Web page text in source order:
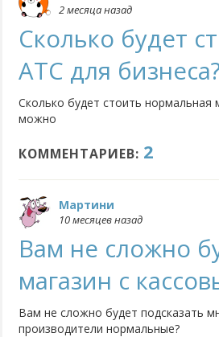
2 месяца назад
Сколько будет
АТС для
Сколько будет стоить нормальная
можно
КОММЕНТАРИЕВ: 2
Мартини
10 месяцев назад
Вам не сложно
магазин с
Вам не сложно будет подсказать
производители нормальные?